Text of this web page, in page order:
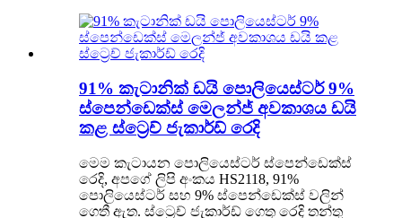
91% කැටානික් ඩයි පොලියෙස්ටර් 9%
ස්පෙන්ඩෙක්ස් මෙලන්ජ් අවකාශය ඩයි
කළ ස්ට්‍රෙච් ජැකාර්ඩ් රෙදි
මෙම කැටායන පොලියෙස්ටර් ස්පෙන්ඩෙක්ස්
රෙදි, අපගේ ලිපි අංකය HS2118, 91%
පොලියෙස්ටර් සහ 9% ස්පෙන්ඩෙක්ස් වලින්
ගෙතී ඇත. ස්ට්‍රෙච් ජැකාර්ඩ් ගෙතූ රෙදි තන්තු